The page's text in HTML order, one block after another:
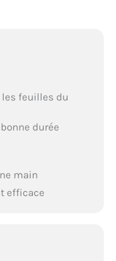
feuilles du
durée
main
efficace